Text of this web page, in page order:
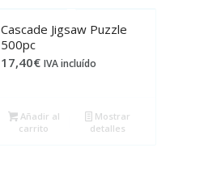
Cascade Jigsaw Puzzle
500pc
17,40€ IVA incluído
Añadir al
carrito
Mostrar
detalles